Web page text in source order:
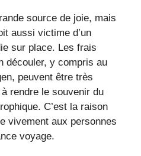
source de joie, mais
aussi victime d’un
sur place. Les frais
découler, y compris au
peuvent être très
rendre le souvenir du
C’est la raison
vivement aux personnes
voyage.